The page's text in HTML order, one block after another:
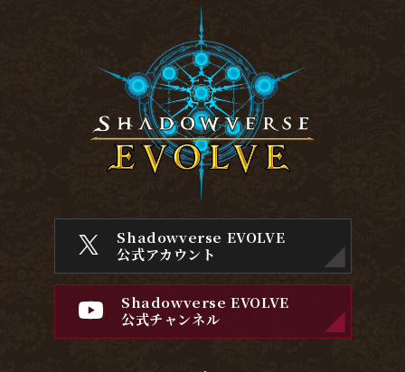
Shadowverse EVOLVE
公式アカウント
Shadowverse EVOLVE
公式チャンネル